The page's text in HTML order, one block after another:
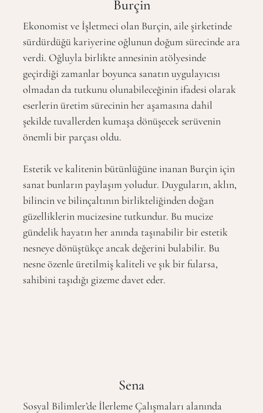
Burçin
Ekonomist ve İşletmeci olan Burçin, aile şirketinde
sürdürdüğü kariyerine oğlunun doğum sürecinde ara
verdi. Oğluyla birlikte annesinin atölyesinde
geçirdiği zamanlar boyunca sanatın uygulayıcısı
olmadan da tutkunu olunabileceğinin ifadesi olarak
eserlerin üretim sürecinin her aşamasına dahil
şekilde tuvallerden kumaşa dönüşecek serüvenin
önemli bir parçası oldu.
Estetik ve kalitenin bütünlüğüne inanan Burçin için
sanat bunların paylaşım yoludur. Duyguların, aklın,
bilincin ve bilinçaltının birlikteliğinden doğan
güzelliklerin mucizesine tutkundur. Bu mucize
gündelik hayatın her anında taşınabilir bir estetik
nesneye dönüştükçe ancak değerini bulabilir. Bu
nesne özenle üretilmiş kaliteli ve şık bir fularsa,
sahibini taşıdığı gizeme davet eder.
Sena
Sosyal Bilimler’de İlerleme Çalışmaları alanında